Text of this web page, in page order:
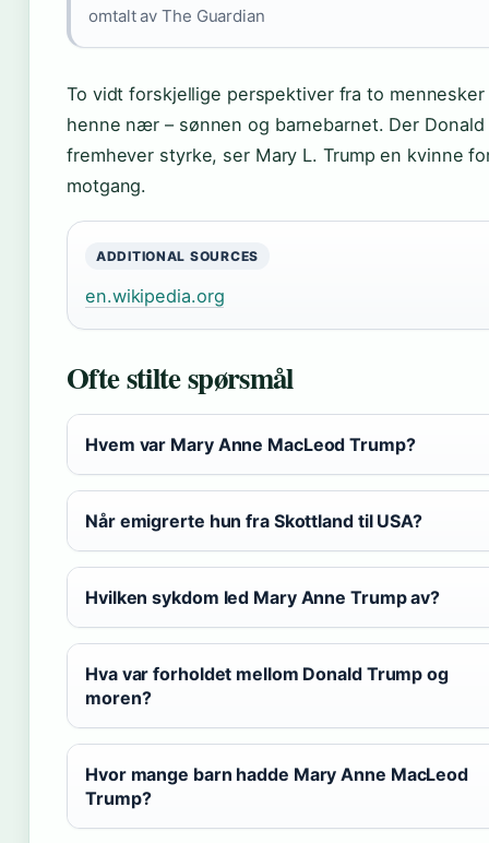
omtalt av The Guardian
To vidt forskjellige perspektiver fra to
henne nær – sønnen og barnebarnet. Der Donald
fremhever styrke, ser Mary L. Trump en kvinne
motgang.
ADDITIONAL SOURCES
en.wikipedia.org
Ofte stilte spørsmål
Hvem var Mary Anne MacLeod Trump?
Når emigrerte hun fra Skottland til USA?
Hvilken sykdom led Mary Anne Trump av?
Hva var forholdet mellom Donald Trump og
moren?
Hvor mange barn hadde Mary Anne MacLeod
Trump?